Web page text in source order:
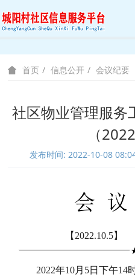
首页 信息公开 会议纪要
社区物业管理服务
（
发布时间: 2022-10-08
【2022.10.5
2022年10月5日下午14